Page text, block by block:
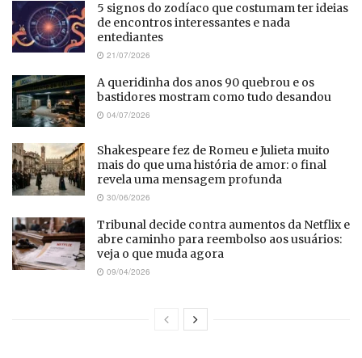
5 signos do zodíaco que costumam ter ideias
de encontros interessantes e nada
entediantes
21/07/2026
A queridinha dos anos 90 quebrou e os
bastidores mostram como tudo desandou
04/07/2026
Shakespeare fez de Romeu e Julieta muito
mais do que uma história de amor: o final
revela uma mensagem profunda
30/06/2026
Tribunal decide contra aumentos da Netflix e
abre caminho para reembolso aos usuários:
veja o que muda agora
09/04/2026